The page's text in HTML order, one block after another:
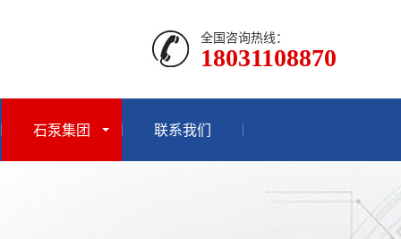
全国咨询热线：
18031108870
石泵集团 联系我们